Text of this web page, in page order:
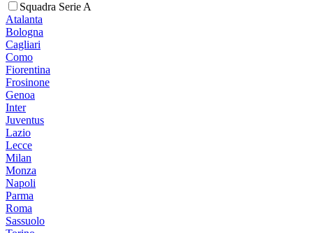
Squadra Serie A
Atalanta
Bologna
Cagliari
Como
Fiorentina
Frosinone
Genoa
Inter
Juventus
Lazio
Lecce
Milan
Monza
Napoli
Parma
Roma
Sassuolo